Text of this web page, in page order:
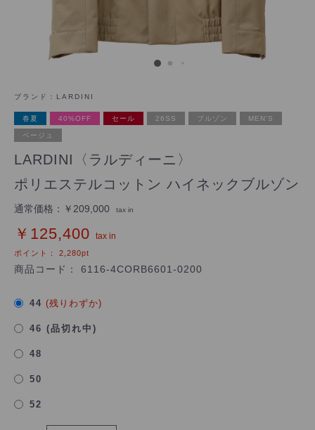
ブランド： LARDINI
春夏 40%OFF セール 26SS ブルゾン MEN'S
ベージュ
LARDINI〈ラルディーニ〉
ポリエステルコットン ハイネックブルゾン
通常価格： ￥209,000 tax in
￥125,400 tax in
ポイント： 2,280pt
商品コード： 6116-4CORB6601-0200
44 (残りわずか)
46 (品切れ中)
48
50
52